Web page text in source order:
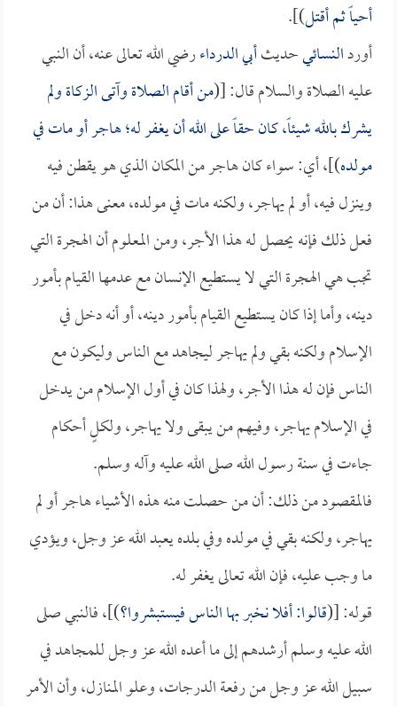
أحياً ثم أقتل)].
أوردالنسائيحديثأبي الدرداءرضي الله تعالى عنه، أن النبي
عليه الصلاة والسلام قال: [(من أقام الصلاة وآتى الزكاة ولم
يشرك بالله شيئاً، كان حقاً على الله أن يغفر له؛ هاجر أو مات في
مولده)]، أي: سواء كان هاجر من المكان الذي هو يقطن فيه
وينزل فيه، أو لم يهاجر، ولكنه مات في مولده، معنى هذا: أن من
فعل ذلك فإنه يحصل له هذا الأجر، ومن المعلوم أن الهجرة التي
تجب هي الهجرة التي لا يستطيع الإنسان مع عدمها القيام بأمور
دينه، وأما إذا كان يستطيع القيام بأمور دينه، أو أنه دخل في
الإسلام ولكنه بقي ولم يهاجر ليجاهد مع الناس وليكون مع
الناس فإن له هذا الأجر، ولهذا كان في أول الإسلام من يدخل
في الإسلام يهاجر، وفيهم من يبقى ولا يهاجر، ولكلٍ أحكام
جاءت في سنة رسول الله صلى الله عليه وآله وسلم.
فالمقصود من ذلك: أن من حصلت منه هذه الأشياء هاجر أو لم
يهاجر، ولكنه بقي في مولده وفي بلده يعبد الله عز وجل، ويؤدي
ما وجب عليه، فإن الله تعالى يغفر له.
قوله: [(قالوا: أفلا نخبر بها الناس فيستبشروا؟)]، فالنبي صلى
الله عليه وسلم أرشدهم إلى ما أعده الله عز وجل للمجاهد في
سبيل الله عز وجل من رفعة الدرجات، وعلو المنازل، وأن الأمر